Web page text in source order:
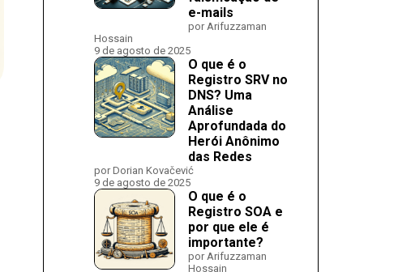
e-mails
por Arifuzzaman
Hossain
9 de agosto de 2025
O que é o
Registro SRV no
DNS? Uma
Análise
Aprofundada do
Herói Anônimo
das Redes
por Dorian Kovačević
9 de agosto de 2025
O que é o
Registro SOA e
por que ele é
importante?
por Arifuzzaman
Hossain